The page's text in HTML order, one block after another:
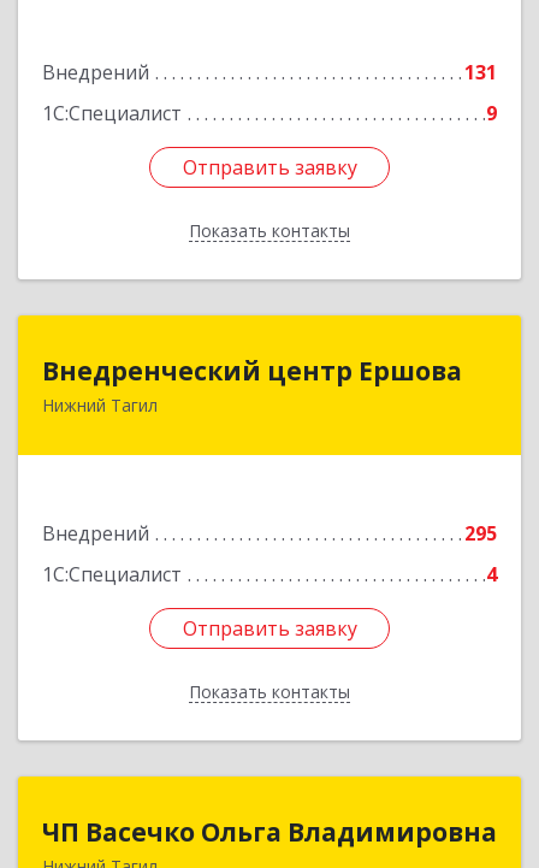
Внедрений
131
1С:Специалист
9
Отправить заявку
Показать контакты
Отправить заявку
Назад
Внедренческий центр Ершова
Нижний Тагил
Внедрений
295
1С:Специалист
4
Отправить заявку
Показать контакты
Внедренческий центр Ершова
622030, Свердловская обл, Нижний Тагил г,
Отправить заявку
Назад
ЧП Васечко Ольга Владимировна